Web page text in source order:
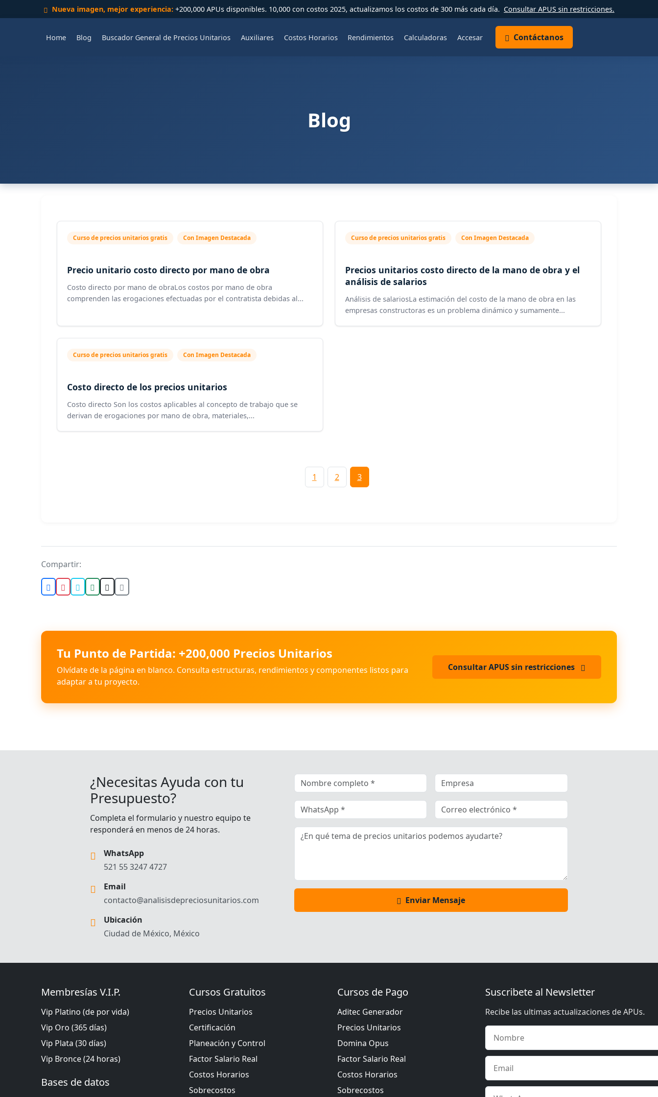
Nueva imagen, mejor experiencia: +200,000 APUs disponibles. 10,000 con costos 2025, actualizamos los costos de 300 más cada día. Consultar APUS sin restricciones.
Home Blog Buscador General de Precios Unitarios Auxiliares Costos Horarios Rendimientos Calculadoras Accesar Contáctanos
Blog
Curso de precios unitarios gratis Con Imagen Destacada
Precio unitario costo directo por mano de obra
Costo directo por mano de obraLos costos por mano de obra
comprenden las erogaciones efectuadas por el contratista debidas al...
Curso de precios unitarios gratis Con Imagen Destacada
Precios unitarios costo directo de la mano de obra y el
análisis de salarios
Análisis de salariosLa estimación del costo de la mano de obra en las
empresas constructoras es un problema dinámico y sumamente...
Curso de precios unitarios gratis Con Imagen Destacada
Costo directo de los precios unitarios
Costo directo Son los costos aplicables al concepto de trabajo que se
derivan de erogaciones por mano de obra, materiales,...
1 2 3
Compartir:
Tu Punto de Partida: +200,000 Precios Unitarios
Olvídate de la página en blanco. Consulta estructuras, rendimientos y componentes listos para
adaptar a tu proyecto.
Consultar APUS sin restricciones
¿Necesitas Ayuda con tu
Presupuesto?
Completa el formulario y nuestro equipo te
responderá en menos de 24 horas.
WhatsApp
521 55 3247 4727
Email
contacto@analisisdepreciosunitarios.com
Ubicación
Ciudad de México, México
Enviar Mensaje
Membresías V.I.P.
Vip Platino (de por vida)
Vip Oro (365 días)
Vip Plata (30 días)
Vip Bronce (24 horas)
Bases de datos
Cursos Gratuitos
Precios Unitarios
Certificación
Planeación y Control
Factor Salario Real
Costos Horarios
Sobrecostos
Cursos de Pago
Aditec Generador
Precios Unitarios
Domina Opus
Factor Salario Real
Costos Horarios
Sobrecostos
Suscribete al Newsletter
Recibe las ultimas actualizaciones de APUs.